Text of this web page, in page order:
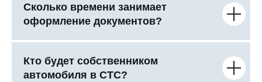
Сколько времени занимает
оформление документов?
Кто будет собственником
автомобиля в СТС?